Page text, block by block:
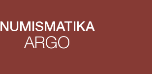
NUMISMATIKA
ARGO